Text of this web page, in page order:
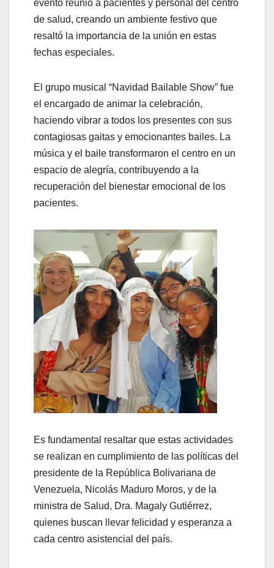
evento reunió a pacientes y personal del centro
de salud, creando un ambiente festivo que
resaltó la importancia de la unión en estas
fechas especiales.
El grupo musical “Navidad Bailable Show” fue
el encargado de animar la celebración,
haciendo vibrar a todos los presentes con sus
contagiosas gaitas y emocionantes bailes. La
música y el baile transformaron el centro en un
espacio de alegría, contribuyendo a la
recuperación del bienestar emocional de los
pacientes.
Es fundamental resaltar que estas actividades
se realizan en cumplimiento de las políticas del
presidente de la República Bolivariana de
Venezuela, Nicolás Maduro Moros, y de la
ministra de Salud, Dra. Magaly Gutiérrez,
quienes buscan llevar felicidad y esperanza a
cada centro asistencial del país.